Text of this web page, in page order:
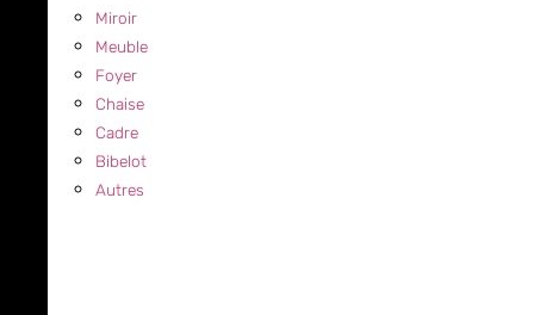
Miroir
Meuble
Foyer
Chaise
Cadre
Bibelot
Autres